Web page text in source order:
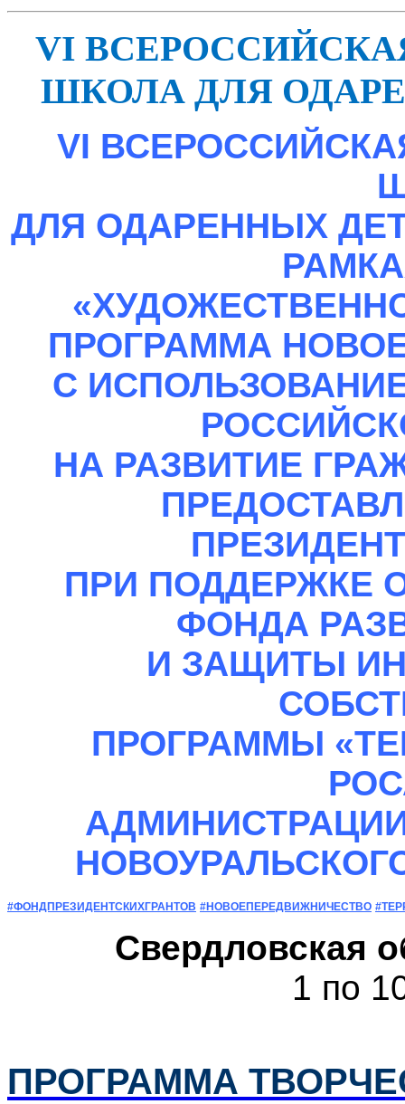
VI
ШКОЛА ДЛЯ
VI
ДЛЯ ОДАРЕННЫХ
ПРОГРАММА
С
НА РАЗВИТИЕ
ПРИ ПОДДЕРЖКЕ
ФОНДА
И ЗАЩИТЫ
ПРОГРАММЫ
#ФОНДПРЕЗИДЕНТСКИХГРАНТОВ #НОВОЕПЕРЕДВИЖНИЧЕСТВО
Свердловская
1 по
ПРОГРАММА